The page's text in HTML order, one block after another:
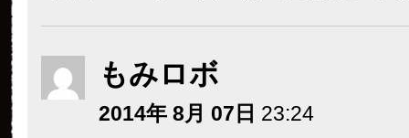
もみロボ
2014年 8月 07日 23:24